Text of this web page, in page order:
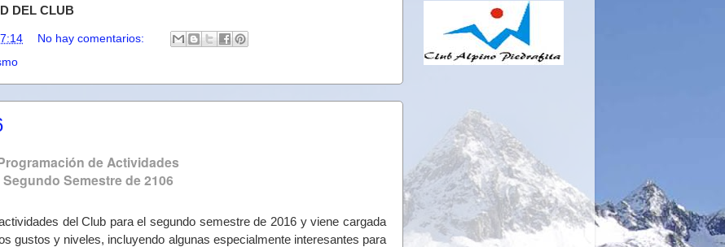
DEL CLUB
No hay comentarios:
de Actividades
Segundo Semestre de 2106
del Club para el segundo semestre de 2016 y viene cargada
gustos y niveles, incluyendo algunas especialmente interesantes para